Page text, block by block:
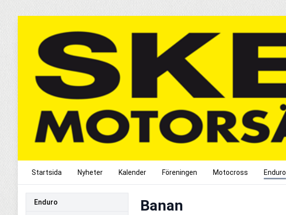
Startsida Nyheter Kalender Föreningen Motocross Enduro
Enduro Banan